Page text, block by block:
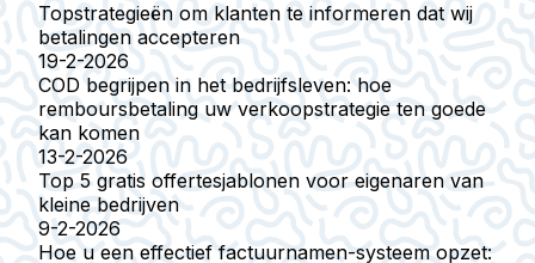
Topstrategieën om klanten te informeren dat wij
betalingen accepteren
19-2-2026
COD begrijpen in het bedrijfsleven: hoe
remboursbetaling uw verkoopstrategie ten goede
kan komen
13-2-2026
Top 5 gratis offertesjablonen voor eigenaren van
kleine bedrijven
9-2-2026
Hoe u een effectief factuurnamen-systeem opzet: